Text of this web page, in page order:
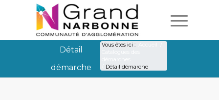
Détail
démarche
Vous êtes ici :
Détail démarche